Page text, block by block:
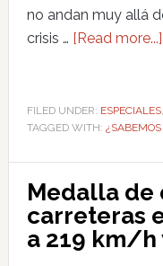
no andan muy allá
crisis … [Read more...]
FILED UNDER: ESPECIALES,
TAGGED WITH:
Medalla de
carreteras
a 219 km/h